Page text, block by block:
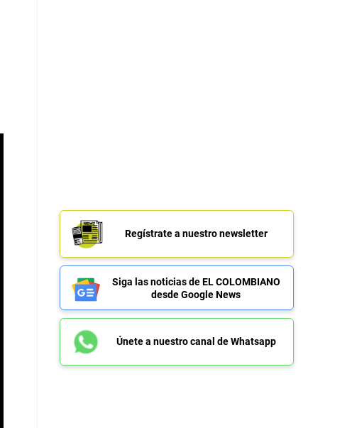
Regístrate a nuestro newsletter
Siga las noticias de EL COLOMBIANO
desde Google News
Únete a nuestro canal de Whatsapp